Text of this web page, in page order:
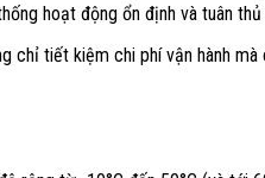
hoạt động ổn định và tuân
chỉ tiết kiệm chi phí vận hành